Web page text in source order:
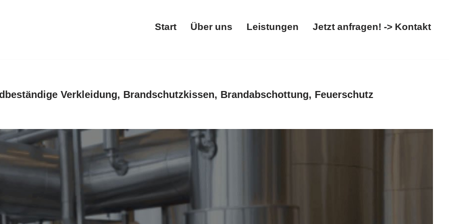
Start Über uns Leistungen Jetzt anfragen! -> Kontakt
Verkleidung, Brandschutzkissen, Brandabschottung, Feuerschutz